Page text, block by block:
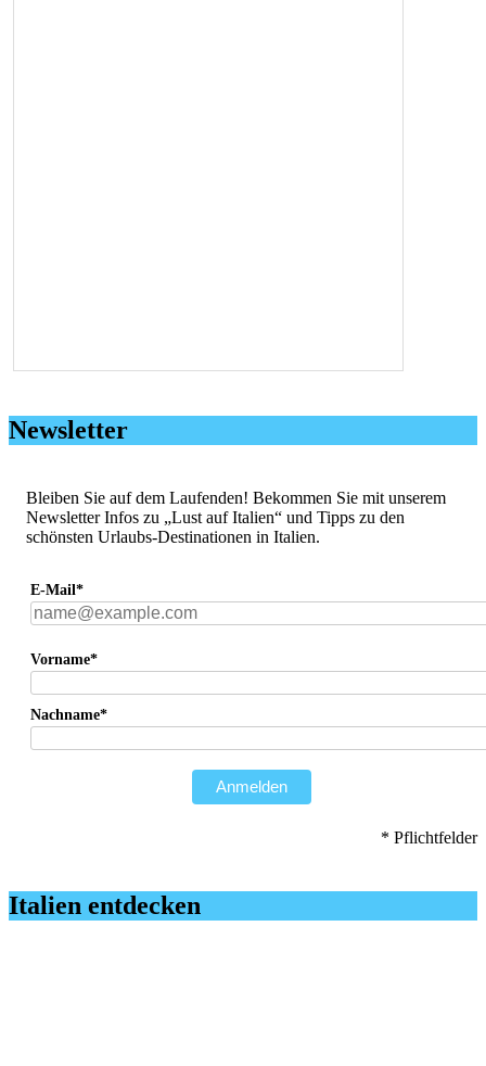
Newsletter
Bleiben Sie auf dem Laufenden! Bekommen Sie mit unserem
Newsletter Infos zu „Lust auf Italien“ und Tipps zu den
schönsten Urlaubs-Destinationen in Italien.
E-Mail*
Vorname*
Nachname*
Anmelden
* Pflichtfelder
Italien entdecken